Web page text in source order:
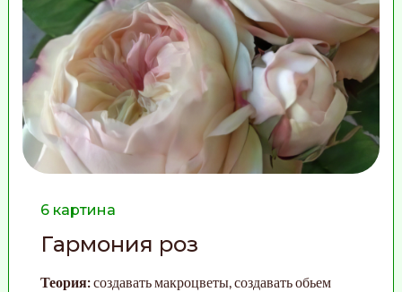
6 картина
Гармония роз
Теория:создавать макроцветы, создавать обьем